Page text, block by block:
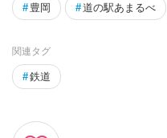
# 豊岡 #道の駅あまるべ
関連タグ
#鉄道